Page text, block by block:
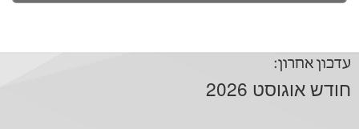
עדכון אחרון:
חודש אוגוסט 2026